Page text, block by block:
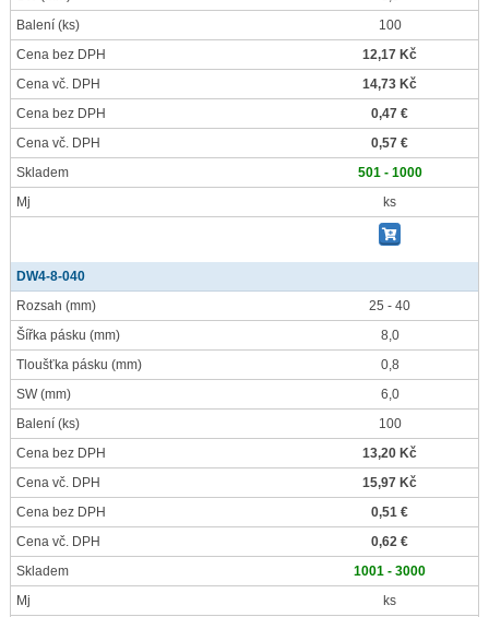
Balení (ks)
100
Cena bez DPH
12,17 Kč
Cena vč. DPH
14,73 Kč
Cena bez DPH
0,47 €
Cena vč. DPH
0,57 €
Skladem
501 - 1000
Mj
ks
DW4-8-040
Rozsah (mm)
25 - 40
Šířka pásku (mm)
8,0
Tloušťka pásku (mm)
0,8
SW(mm)
6,0
Balení (ks)
100
Cena bez DPH
13,20 Kč
Cena vč. DPH
15,97 Kč
Cena bez DPH
0,51 €
Cena vč. DPH
0,62 €
Skladem
1001 - 3000
Mj
ks